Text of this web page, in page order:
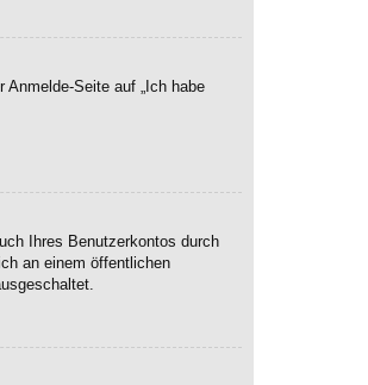
Seite auf „Ich habe
Ihres Benutzerkontos durch
an einem öffentlichen